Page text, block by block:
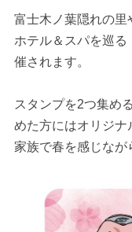
富士木ノ葉隠れの里
ホテル＆スパを巡る
催されます。
スタンプを2つ集め
めた方にはオリジナ
家族で春を感じなが